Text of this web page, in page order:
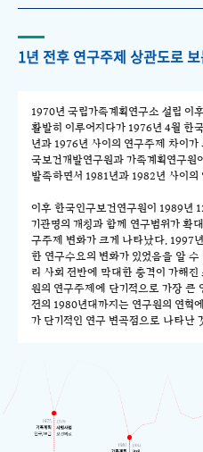
1년 전후 연구주제 상관도로
1970년 국립가족계획연구소 설립 이
활발히 이루어지다가 1976년 4월 한
년과 1976년 사이의 연구주제 차이
국보건개발연구원과 가족계획연구원
발족하면서 1981년과 1982년 사이
이후 한국인구보건연구원이 1989년
기관명의 개칭과 함께 연구범위가 확
구주제 변화가 크게 나타났다. 1997
한 연구수요의 변화가 있었음을 알
리 사회 전반에 막대한 충격이 가해
원의 연구주제에 단기적으로 가장 큰
전의 1980년대까지는 연구원의 연혁
가 단기적인 연구 변곡점으로 나타난